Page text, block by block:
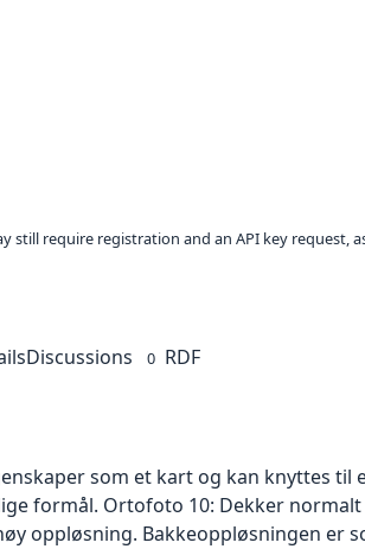
still require registration and an API key
Discussions 0 RDF
som et kart og kan knyttes
formål. Ortofoto 10: Dekker
oppløsning. Bakkeoppløsningen er